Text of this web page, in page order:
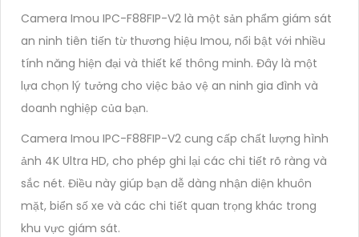
Camera Imou IPC-F88FIP-V2 là một sản phẩm giám sát
an ninh tiên tiến từ thương hiệu Imou, nổi bật với nhiều
tính năng hiện đại và thiết kế thông minh. Đây là một
lựa chọn lý tưởng cho việc bảo vệ an ninh gia đình và
doanh nghiệp của bạn.
Camera Imou IPC-F88FIP-V2 cung cấp chất lượng hình
ảnh 4K Ultra HD, cho phép ghi lại các chi tiết rõ ràng và
sắc nét. Điều này giúp bạn dễ dàng nhận diện khuôn
mặt, biển số xe và các chi tiết quan trọng khác trong
khu vực giám sát.